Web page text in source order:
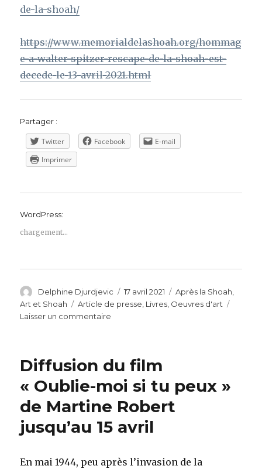
de-la-shoah/
https://www.memorialdelashoah.org/hommag
e-a-walter-spitzer-rescape-de-la-shoah-est-
decede-le-13-avril-2021.html
Partager :
Twitter Facebook
E-mail
Imprimer
WordPress:
chargement…
Auteur
Delphine Djurdjevic
Publié
le
17 avril 2021 Catégories
Après la Shoah,
Art et Shoah
Étiquettes
Article de presse, Livres, Oeuvres d'art
Laisser un commentaire
Spitzer
Diffusion du film
« Oublie-moi si tu peux »
de Martine Robert
jusqu’au 15 avril
En mai 1944, peu après l’invasion de la